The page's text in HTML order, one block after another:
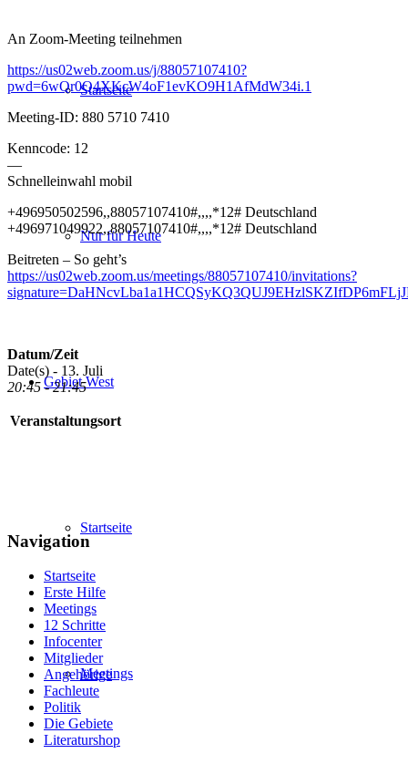
Startseite
Nur für Heute
Gebiet West
Startseite
Meetings
An Zoom-Meeting teilnehmen
https://us02web.zoom.us/j/88057107410?
pwd=6wQr0Q4XKcW4oF1evKO9H1AfMdW34i.1
Meeting-ID: 880 5710 7410
Kenncode: 12
—
Schnelleinwahl mobil
+496950502596,,88057107410#,,,,*12# Deutschland
+496971049922,,88057107410#,,,,*12# Deutschland
Beitreten – So geht’s
https://us02web.zoom.us/meetings/88057107410/invitations?
Datum/Zeit
Date(s) - 13. Juli
20:45 - 21:45
Veranstaltungsort
Navigation
Startseite
Erste Hilfe
Meetings
12 Schritte
Infocenter
Mitglieder
Angehörige
Fachleute
Politik
Die Gebiete
Literaturshop